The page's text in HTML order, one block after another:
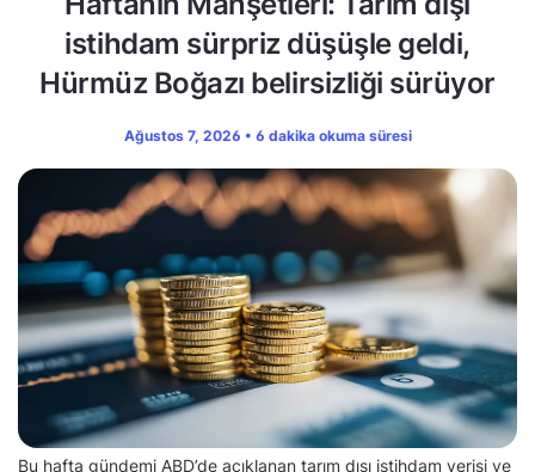
istihdam sürpriz düşüşle geldi,
Hürmüz Boğazı belirsizliği sürüyor
Ağustos 7, 2026 • 6 dakika okuma süresi
Bu hafta gündemi ABD’de açıklanan tarım dışı istihdam verisi ve